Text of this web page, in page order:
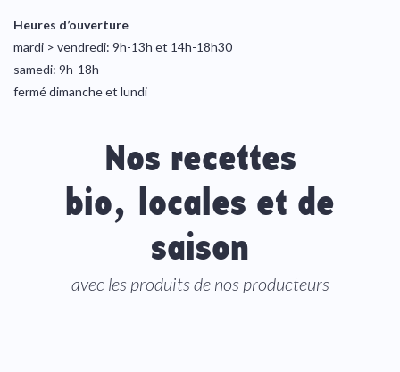
Heures d’ouverture
mardi > vendredi: 9h-13h et 14h-18h30
samedi: 9h-18h
fermé dimanche et lundi
Nos recettes
bio, locales et de
saison
avec les produits de nos producteurs